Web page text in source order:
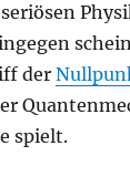
der
spielt.